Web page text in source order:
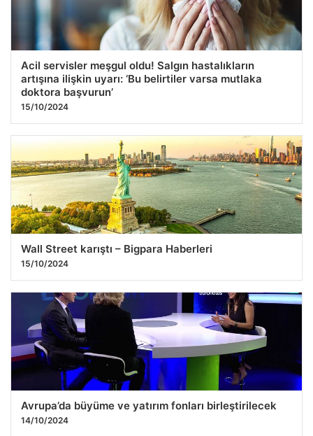
Acil servisler meşgul oldu! Salgın hastalıkların
artışına ilişkin uyarı: ‘Bu belirtiler varsa mutlaka
doktora başvurun’
15/10/2024
Wall Street karıştı – Bigpara Haberleri
15/10/2024
Avrupa’da büyüme ve yatırım fonları birleştirilecek
14/10/2024